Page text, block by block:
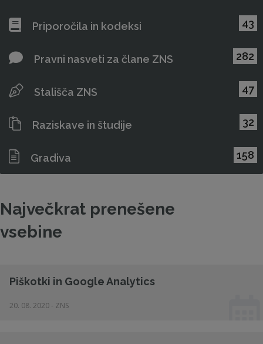
Priporočila in kodeksi 43
Pravni nasveti za člane ZNS 282
Stališča ZNS 47
Raziskave in študije 32
Gradiva 158
Največkrat prenešene
vsebine
Piškotki in Google Analytics
20. 08. 2020 - ZNS